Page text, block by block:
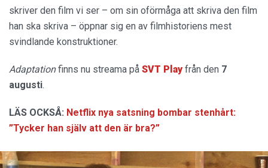
skriver den film vi ser – om sin oförmåga att skriva den film
han ska skriva – öppnar sig en av filmhistoriens mest
svindlande konstruktioner.
Adaptationfinns nu streama på SVT Playfrån den 7
augusti.
LÄS OCKSÅ: Netflix nya satsning bombar stenhårt:
”Tycker han själv att den är bra?”